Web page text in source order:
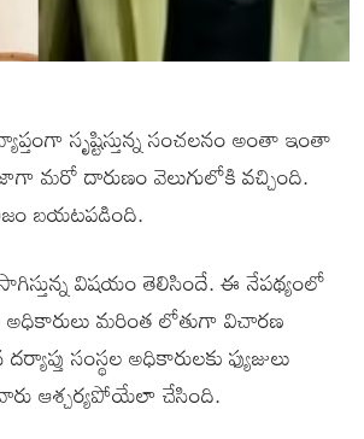
సృష్టిస్తున్న సంచలనం అంతా ఇంతా
మరో దారుణం వెలుగులోకి వచ్చింది.
నిజం బయటపడింది.
విషయం తెలిసిందే. ఈ నేపథ్యంలో
అధికారులు మరింత లోతుగా విచారణ
సంస్థల అధికారులకు ఫ్యుజులు
ఆశ్చర్యపోయేలా చేసింది.